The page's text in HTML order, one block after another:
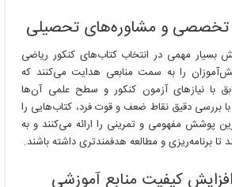
تخصصی و مشاوره‌های تحصیلی
بسیار مهمی در انتخاب کتاب‌های کنکور ریاضی
را به سمت منابعی هدایت می‌کنند که
با نیازهای آزمون کنکور و سطح علمی آن‌ها
بررسی دقیق نقاط ضعف و قوت فرد، کتاب‌هایی را
پوشش مفهومی و تمرینی را ارائه می‌کنند و به
برنامه‌ریزی و مطالعه هدفمندتری داشته باشند.
کیفیت منابع آموزشی